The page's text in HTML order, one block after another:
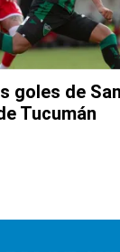
goles de
Tucumán